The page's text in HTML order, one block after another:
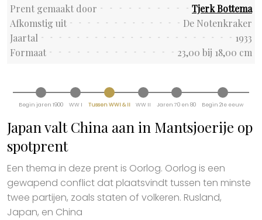
Prent gemaakt door
Tjerk Bottema
Afkomstig uit
De Notenkraker
Jaartal
1933
Formaat
23,00 bij 18,00 cm
Begin jaren 1900 WW I Tussen WWI & II WW II Jaren 70 en 80 Begin 21e eeuw
Japan valt China aan in Mantsjoerije op
spotprent
Een thema in deze prent is Oorlog. Oorlog is een
gewapend conflict dat plaatsvindt tussen ten minste
twee partijen, zoals staten of volkeren. Rusland,
Japan, en China